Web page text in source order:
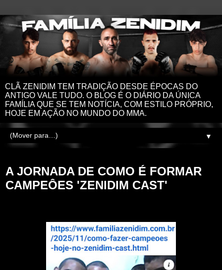
CLÃ ZENIDIM TEM TRADIÇÃO DESDE ÉPOCAS DO
ANTIGO VALE TUDO. O BLOG É O DIÁRIO DA ÚNICA
FAMÍLIA QUE SE TEM NOTÍCIA, COM ESTILO PRÓPRIO,
HOJE EM AÇÃO NO MUNDO DO MMA.
▼
A JORNADA DE COMO É FORMAR
CAMPEÔES 'ZENIDIM CAST'